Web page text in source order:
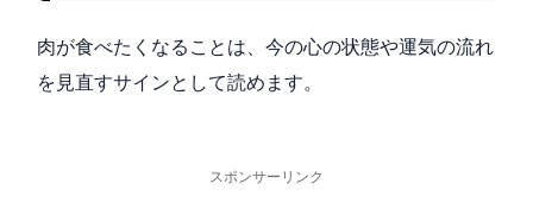
肉が食べたくなることは、今の心の状態や運気の流れ
を見直すサインとして読めます。
スポンサーリンク